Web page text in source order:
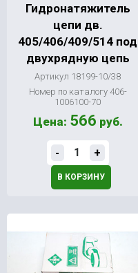
Гидронатяжитель
цепи дв.
405/406/409/514 под
двухрядную цепь
Артикул 18199-10/38
Номер по каталогу 406-
1006100-70
Цена: 566 руб.
- +
В КОРЗИНУ